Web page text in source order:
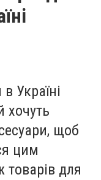
Україні
хочуть
щоб
цим
для